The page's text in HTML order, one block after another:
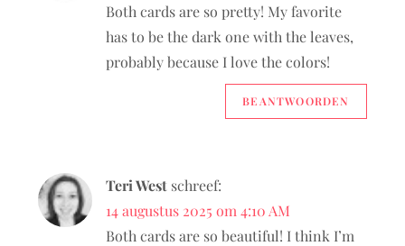
Both cards are so pretty! My favorite
has to be the dark one with the leaves,
probably because I love the colors!
BEANTWOORDEN
Teri West schreef:
14 augustus 2025 om 4:10 AM
Both cards are so beautiful! I think I’m